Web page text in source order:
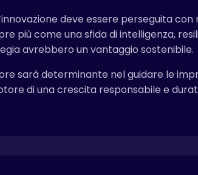
deve essere perseguita
più come una sfida di intelligenza,
avrebbero un vantaggio sostenibile.
sarà determinante nel guidare le
di una crescita responsabile e